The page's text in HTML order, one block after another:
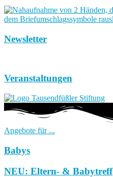
Newsletter
Veranstaltungen
Angebote für ...
Babys
NEU: Eltern- & Babytreff